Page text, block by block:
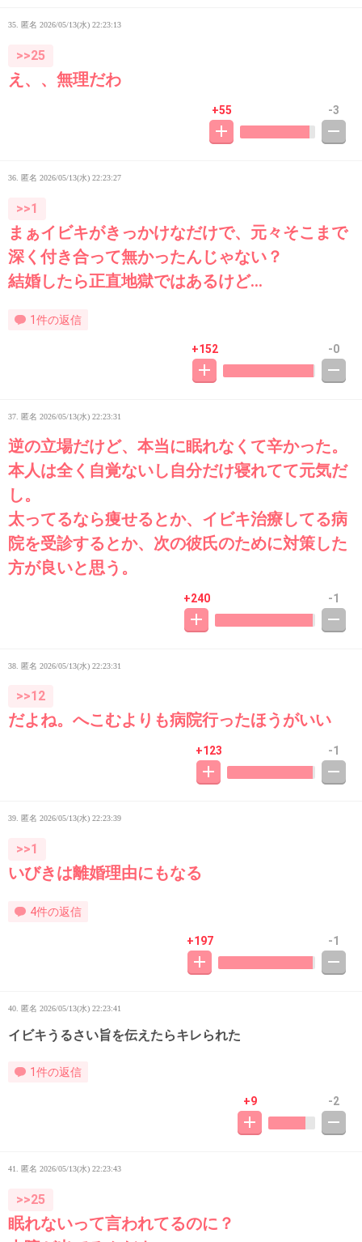
35. 匿名 2026/05/13(水) 22:23:13
>>25
え、、無理だわ
+55 -3
36. 匿名 2026/05/13(水) 22:23:27
>>1
まぁイビキがきっかけなだけで、元々そこまで
深く付き合って無かったんじゃない？
結婚したら正直地獄ではあるけど...
1件の返信
+152 -0
37. 匿名 2026/05/13(水) 22:23:31
逆の立場だけど、本当に眠れなくて辛かった。
本人は全く自覚ないし自分だけ寝れてて元気だ
し。
太ってるなら痩せるとか、イビキ治療してる病
院を受診するとか、次の彼氏のために対策した
方が良いと思う。
+240 -1
38. 匿名 2026/05/13(水) 22:23:31
>>12
だよね。へこむよりも病院行ったほうがいい
+123 -1
39. 匿名 2026/05/13(水) 22:23:39
>>1
いびきは離婚理由にもなる
4件の返信
+197 -1
40. 匿名 2026/05/13(水) 22:23:41
イビキうるさい旨を伝えたらキレられた
1件の返信
+9 -2
41. 匿名 2026/05/13(水) 22:23:43
>>25
眠れないって言われてるのに？